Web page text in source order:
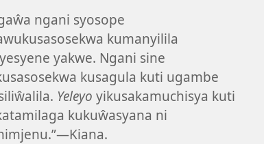
ngani syosope
kumanyilila
yakwe. Ngani sine
kusagula kuti ugambe
Yeleyo yikusakamuchisya kuti
kukuŵasyana ni